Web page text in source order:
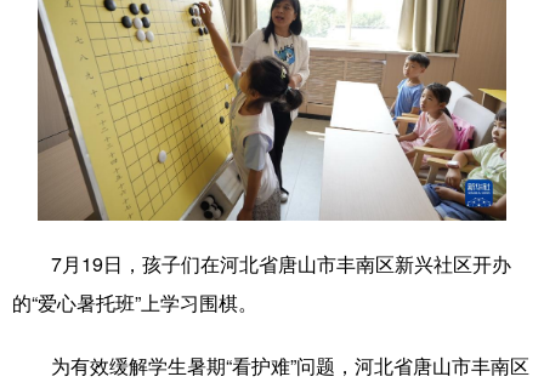
文化 书画 健康 军事
访谈 视频 图片 政务
法律 中央文件 金融 汽车
食品 人居 数字经济
7月19日，孩子们在河北省唐山市丰南区新兴社区开办
的“爱心暑托班”上学习围棋。
为有效缓解学生暑期“看护难”问题，河北省唐山市丰南区